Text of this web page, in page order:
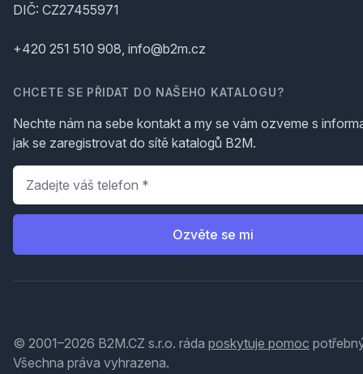
DIČ: CZ27455971
+420 251 510 908, info@b2m.cz
CHCETE SE PŘIDAT DO NAŠEHO KATALOGU?
Nechte nám na sebe kontakt a my se vám ozveme s
jak se zaregistrovat do sítě katalogů B2M.
Telefon
Ozvěte se mi
© 2001–2026 B2M.CZ s.r.o. ráda poskytuje pomoc
Všechna práva vyhrazena.